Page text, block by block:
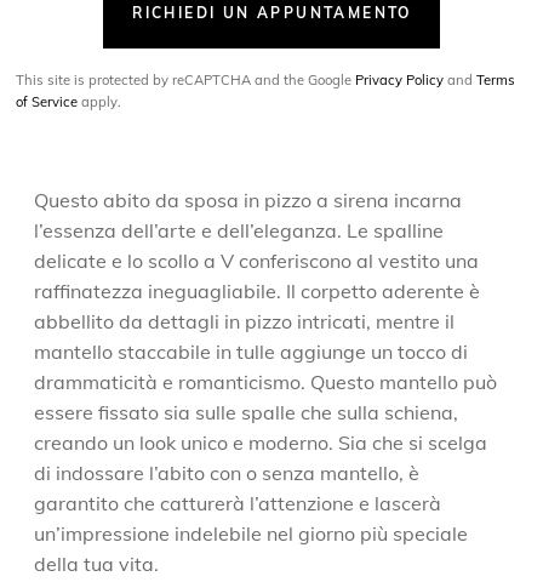
RICHIEDI UN APPUNTAMENTO
This site is protected by reCAPTCHA and the Google Privacy Policy andTerms
of Service apply.
Questo abito da sposa in pizzo a sirena incarna
l’essenza dell’arte e dell’eleganza. Le spalline
delicate e lo scollo a V conferiscono al vestito una
raffinatezza ineguagliabile. Il corpetto aderente è
abbellito da dettagli in pizzo intricati, mentre il
mantello staccabile in tulle aggiunge un tocco di
drammaticità e romanticismo. Questo mantello può
essere fissato sia sulle spalle che sulla schiena,
creando un look unico e moderno. Sia che si scelga
di indossare l’abito con o senza mantello, è
garantito che catturerà l’attenzione e lascerà
un’impressione indelebile nel giorno più speciale
della tua vita.